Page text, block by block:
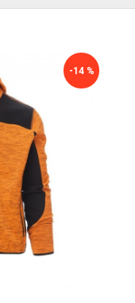
-14 %